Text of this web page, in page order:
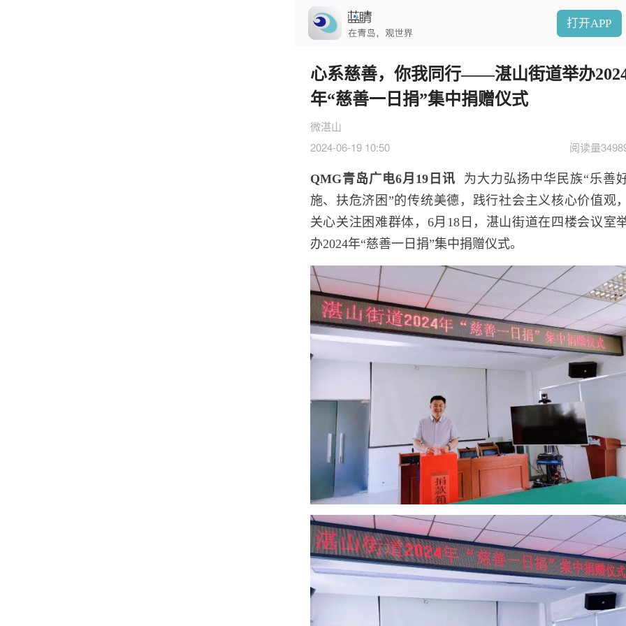
打开APP
心系慈善，你我同行——湛山街道举办
年“慈善一日捐”集中捐赠仪式
微湛山
2024-06-19 10:50
阅读量
QMG青岛广电6月19日讯 为大力弘扬中华民族“乐善
施、扶危济困”的传统美德，践行社会主义核心价值观，
关心关注困难群体，6月18日，湛山街道在四楼会议室
办2024年“慈善一日捐”集中捐赠仪式。